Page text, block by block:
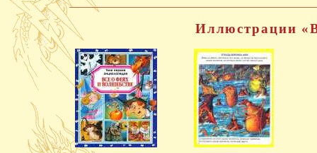
Иллюстрации